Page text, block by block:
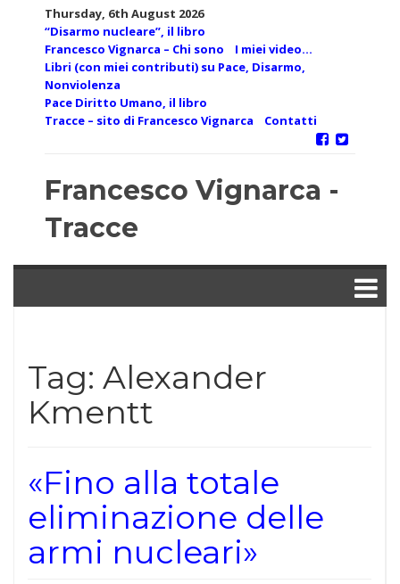
Thursday, 6th August 2026
“Disarmo nucleare”, il libro
Francesco Vignarca – Chi sono
I miei video…
Libri (con miei contributi) su Pace, Disarmo,
Nonviolenza
Pace Diritto Umano, il libro
Tracce – sito di Francesco Vignarca
Contatti
Francesco Vignarca -
Tracce
Tag: Alexander
Kmentt
«Fino alla totale
eliminazione delle
armi nucleari»